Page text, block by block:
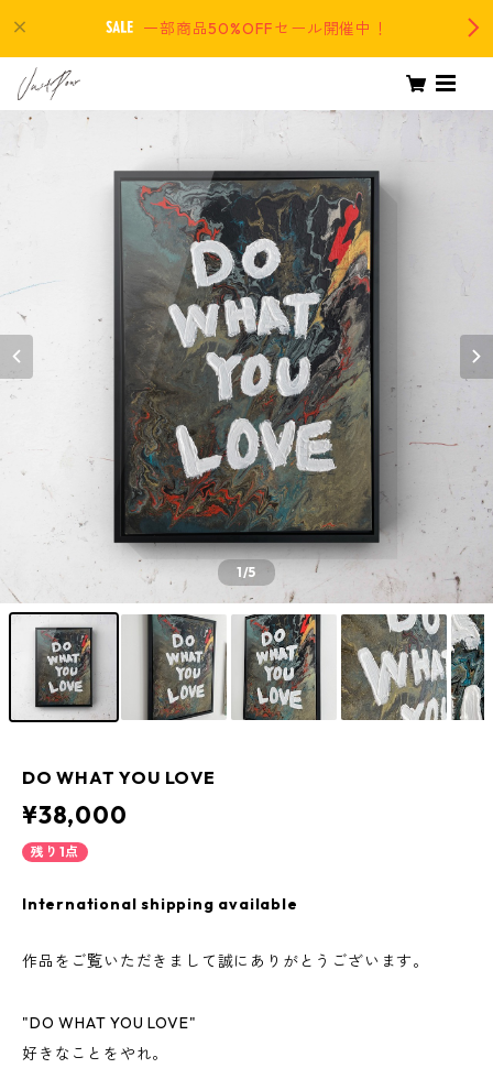
一部商品50%OFFセール開催中！
1/5
DO WHAT YOU LOVE
¥38,000
残り1点
International shipping available
作品をご覧いただきまして誠にありがとうございます。
"DO WHAT YOU LOVE"
好きなことをやれ。